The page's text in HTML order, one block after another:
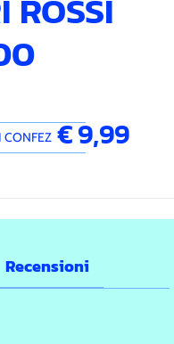
CONFEZ € 9,99
Recensioni